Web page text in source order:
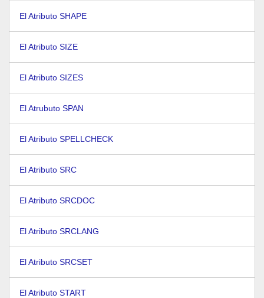
El Atributo SHAPE
El Atributo SIZE
El Atributo SIZES
El Atrubuto SPAN
El Atributo SPELLCHECK
El Atributo SRC
El Atributo SRCDOC
El Atributo SRCLANG
El Atributo SRCSET
El Atributo START